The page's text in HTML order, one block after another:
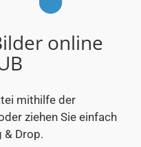
online
mithilfe der
ziehen Sie einfach
& Drop.